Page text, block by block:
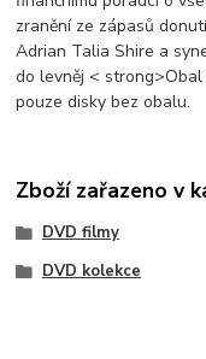
zranění ze zápasů
Adrian Talia Shire a
do levněj <
pouze disky bez obalu.
Zboží zařazeno v
DVD filmy
DVD kolekce